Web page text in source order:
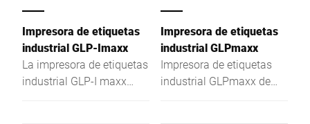
Impresora de etiquetas
industrial GLP-Imaxx
La impresora de etiquetas
industrial GLP-I maxx
Impresora de etiquetas
industrial GLPmaxx
Impresora de etiquetas
industrial GLPmaxx de